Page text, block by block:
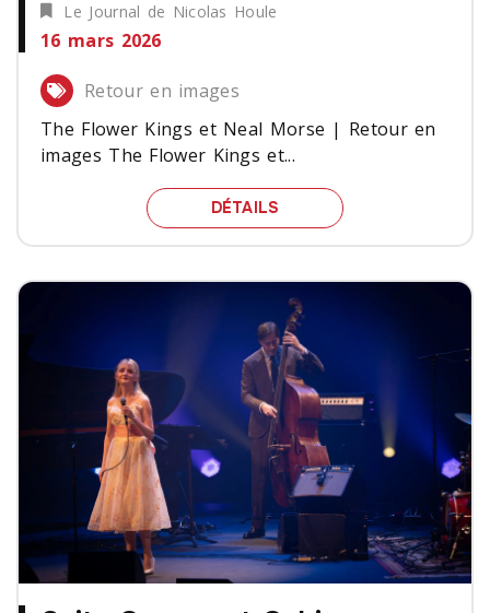
Le Journal de Nicolas Houle
16 mars 2026
Retour en images
The Flower Kings et Neal Morse | Retour en
images The Flower Kings et...
DÉTAILS THE FLOWER KINGS ET